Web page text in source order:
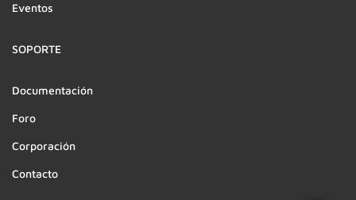
Eventos
SOPORTE
Documentación
Foro
Corporación
Contacto